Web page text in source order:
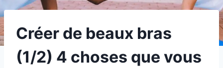
Créer de beaux bras
(1/2) 4 choses que vous